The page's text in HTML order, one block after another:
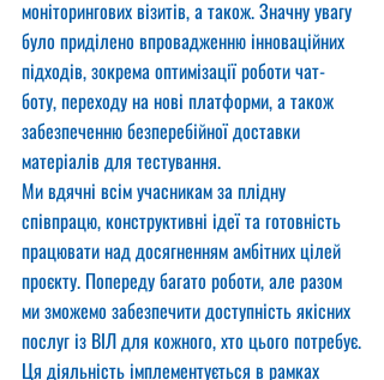
моніторингових візитів, а також. Значну увагу
було приділено впровадженню інноваційних
підходів, зокрема оптимізації роботи чат-
боту, переходу на нові платформи, а також
забезпеченню безперебійної доставки
матеріалів для тестування.
Ми вдячні всім учасникам за плідну
співпрацю, конструктивні ідеї та готовність
працювати над досягненням амбітних цілей
проєкту. Попереду багато роботи, але разом
ми зможемо забезпечити доступність якісних
послуг із ВІЛ для кожного, хто цього потребує.
Ця діяльність імплементується в рамках